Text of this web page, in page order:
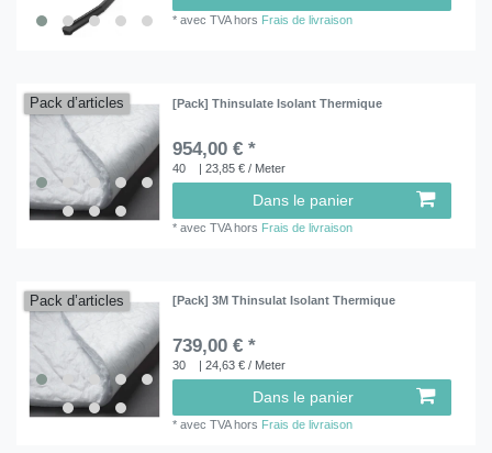
*avec TVAhors Frais de livraison
Pack d’articles [Pack] Thinsulate Isolant Thermique
954,00 € *
40 | 23,85 € / Meter
Dans le panier
*avec TVAhors Frais de livraison
Pack d’articles [Pack] 3M Thinsulat Isolant Thermique
739,00 € *
30 | 24,63 € / Meter
Dans le panier
*avec TVAhors Frais de livraison